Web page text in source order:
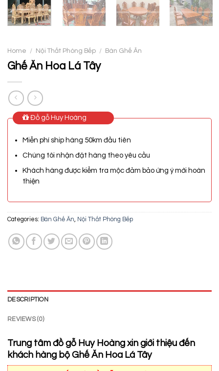
Home / Nội Thất Phòng Bếp / Bàn Ghế Ăn
Ghế Ăn Hoa Lá Tây
Đồ gỗ Huy Hoàng
Miễn phí ship hàng 50km đầu tiên
Chúng tôi nhận đặt hàng theo yêu cầu
Khách hàng được kiểm tra mộc đảm bảo ứng ý mới hoàn
thiện
Categories: Bàn Ghế Ăn, Nội Thất Phòng Bếp
DESCRIPTION
REVIEWS (0)
Trung tâm đồ gỗ Huy Hoàng xin giới thiệu đến
khách hàng bộ Ghế Ăn Hoa Lá Tây